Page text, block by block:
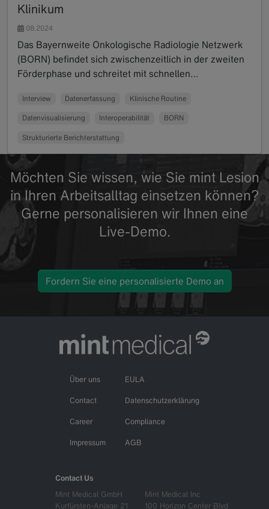
Klinikum
08.2024
Das Bayernweite Onkologische Radiologie Netzwerk
(BORN) befindet sich zwischenzeitlich in der zweiten
Förderphase und schreitet mit schnellen…
Interview Datenerfassung Klinische Routine
Datenvisualisierung Interoperabilität BORN
Strukturierte Berichterstattung
Möchten Sie wissen, wie Sie mint Lesion
in Ihren Arbeitsalltag einsetzen können?
Gerne personalisieren wir Ihnen eine
Live-Demo.
Fordern Sie eine personalisierte Demo an
Über uns
Contact
Career
Impressum
EULA
Datenschutzerklärung
Compliance
AGB
Contact Us
Mint Medical GmbH
Kurfürsten-Anlage 21
Mint Medical Inc
100 Horizon Center Blvd